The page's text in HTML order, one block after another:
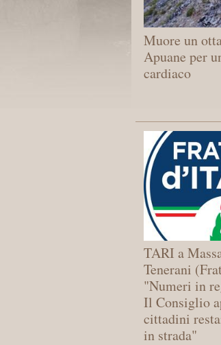
Muore un
Apuane per
cardiaco
TARI a
Tenerani
"Numeri in
Il Consiglio
cittadini
in strada"